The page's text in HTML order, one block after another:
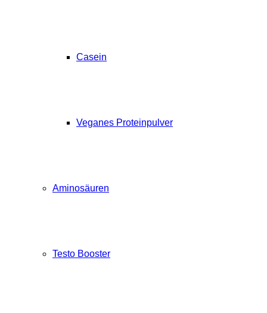
Casein
Veganes Proteinpulver
Aminosäuren
Testo Booster